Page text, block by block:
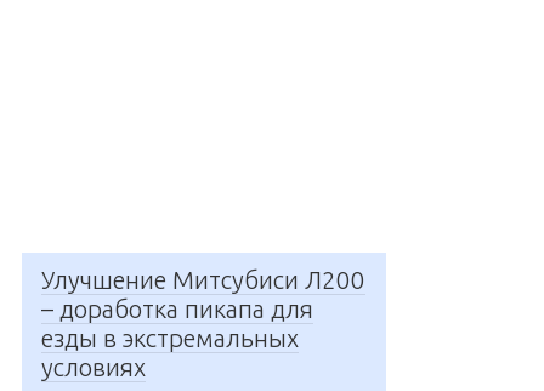
Улучшение Митсубиси Л200
– доработка пикапа для
езды в экстремальных
условиях